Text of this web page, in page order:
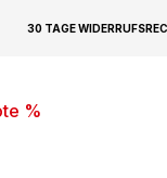
30 TAGE
%